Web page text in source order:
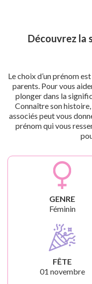
Découvrez la
Le choix d’un prénom
parents. Pour vous
plonger dans la
Connaître son
associés peut vous
prénom qui vous
GENRE
Féminin
FÊTE
01 novembre